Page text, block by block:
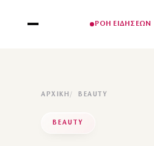
ΡΟΗ ΕΙΔΗΣΕΩΝ
ΑΡΧΙΚΉ BEAUTY
BEAUTY